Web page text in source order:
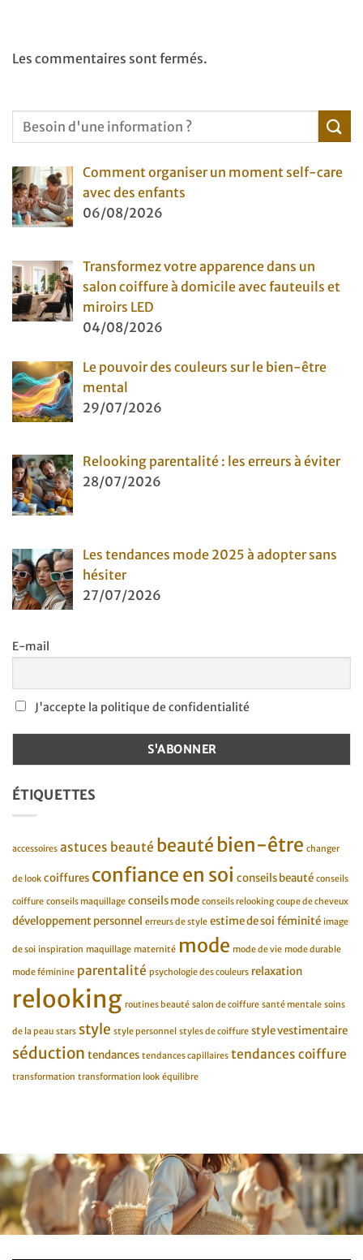
Les commentaires sont fermés.
Comment organiser un moment self-care
avec des enfants
06/08/2026
Transformez votre apparence dans un
salon coiffure à domicile avec fauteuils et
miroirs LED
04/08/2026
Le pouvoir des couleurs sur le bien-être
mental
29/07/2026
Relooking parentalité : les erreurs à éviter
28/07/2026
Les tendances mode 2025 à adopter sans
hésiter
27/07/2026
E-mail
J'accepte la politique de confidentialité
ÉTIQUETTES
accessoires astuces beauté beauté bien-être changer
de look coiffures confiance en soi conseils beauté conseils
coiffure conseils maquillage conseils mode conseils relooking coupe de cheveux
développement personnel erreurs de style estime de soi féminité image
de soi inspiration maquillage maternité mode mode de vie mode durable
mode féminine parentalité psychologie des couleurs relaxation
relooking routines beauté salon de coiffure santé mentale soins
de la peau stars style style personnel styles de coiffure style vestimentaire
séduction tendances tendances capillaires tendances coiffure
transformation transformation look équilibre